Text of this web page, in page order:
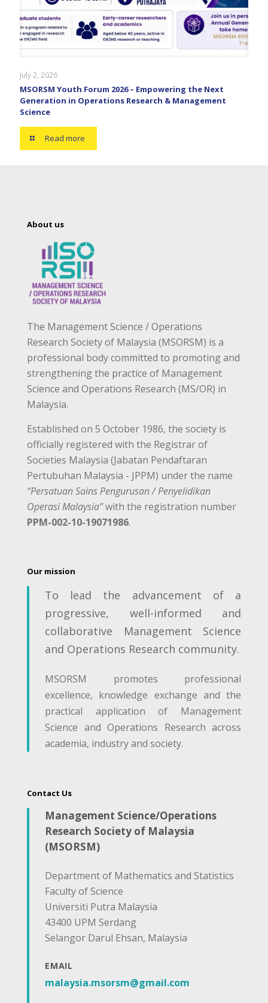
July 2, 2026
MSORSM Youth Forum 2026 – Empowering the Next
Generation in Operations Research & Management
Science
Read more
About us
The Management Science / Operations
Research Society of Malaysia (MSORSM) is a
professional body committed to promoting and
strengthening the practice of Management
Science and Operations Research (MS/OR) in
Malaysia.
Established on 5 October 1986, the society is
officially registered with the Registrar of
Societies Malaysia (Jabatan Pendaftaran
Pertubuhan Malaysia - JPPM) under the name
“Persatuan Sains Pengurusan / Penyelidikan
Operasi Malaysia”with the registration number
PPM-002-10-19071986.
Our mission
To lead the advancement of a
progressive, well-informed and
collaborative Management Science
and Operations Research community.
MSORSM promotes professional
excellence, knowledge exchange and the
practical application of Management
Science and Operations Research across
academia, industry and society.
Contact Us
Management Science/Operations
Research Society of Malaysia
(MSORSM)
Department of Mathematics and Statistics
Faculty of Science
Universiti Putra Malaysia
43400 UPM Serdang
Selangor Darul Ehsan, Malaysia
EMAIL
malaysia.msorsm@gmail.com